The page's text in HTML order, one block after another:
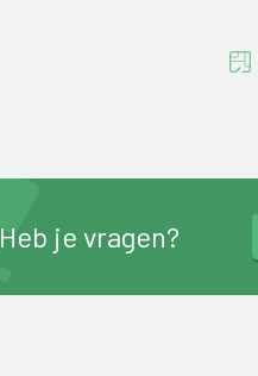
Heb je vragen?